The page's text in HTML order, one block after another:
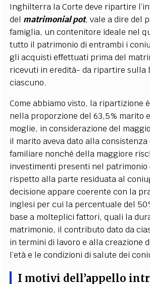
Inghilterra la Corte deve ripartire
del matrimonial pot, vale a dire del
famiglia, un contenitore ideale nel
tutto il patrimonio di entrambi i
gli acquisti effettuati prima del
ricevuti in eredità- da ripartire sulla
ciascuno.
Come abbiamo visto, la ripartizione
nella proporzione del 63,5% marito
moglie, in considerazione del
il marito aveva dato alla
familiare nonché della maggiore
investimenti presenti nel patrimonio
rispetto alla parte residuata al
decisione appare coerente con la
inglesi per cui la percentuale del
base a molteplici fattori, quali la
matrimonio, il contributo dato da
in termini di lavoro e alla creazione
l’età e le condizioni di salute dei
I motivi dell’appello